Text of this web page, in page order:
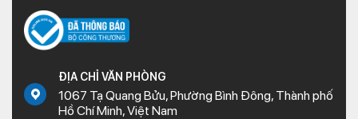
ĐỊA CHỈ VĂN PHÒNG
1067 Tạ Quang Bửu, Phường Bình Đông, Thành phố
Hồ Chí Minh, Việt Nam